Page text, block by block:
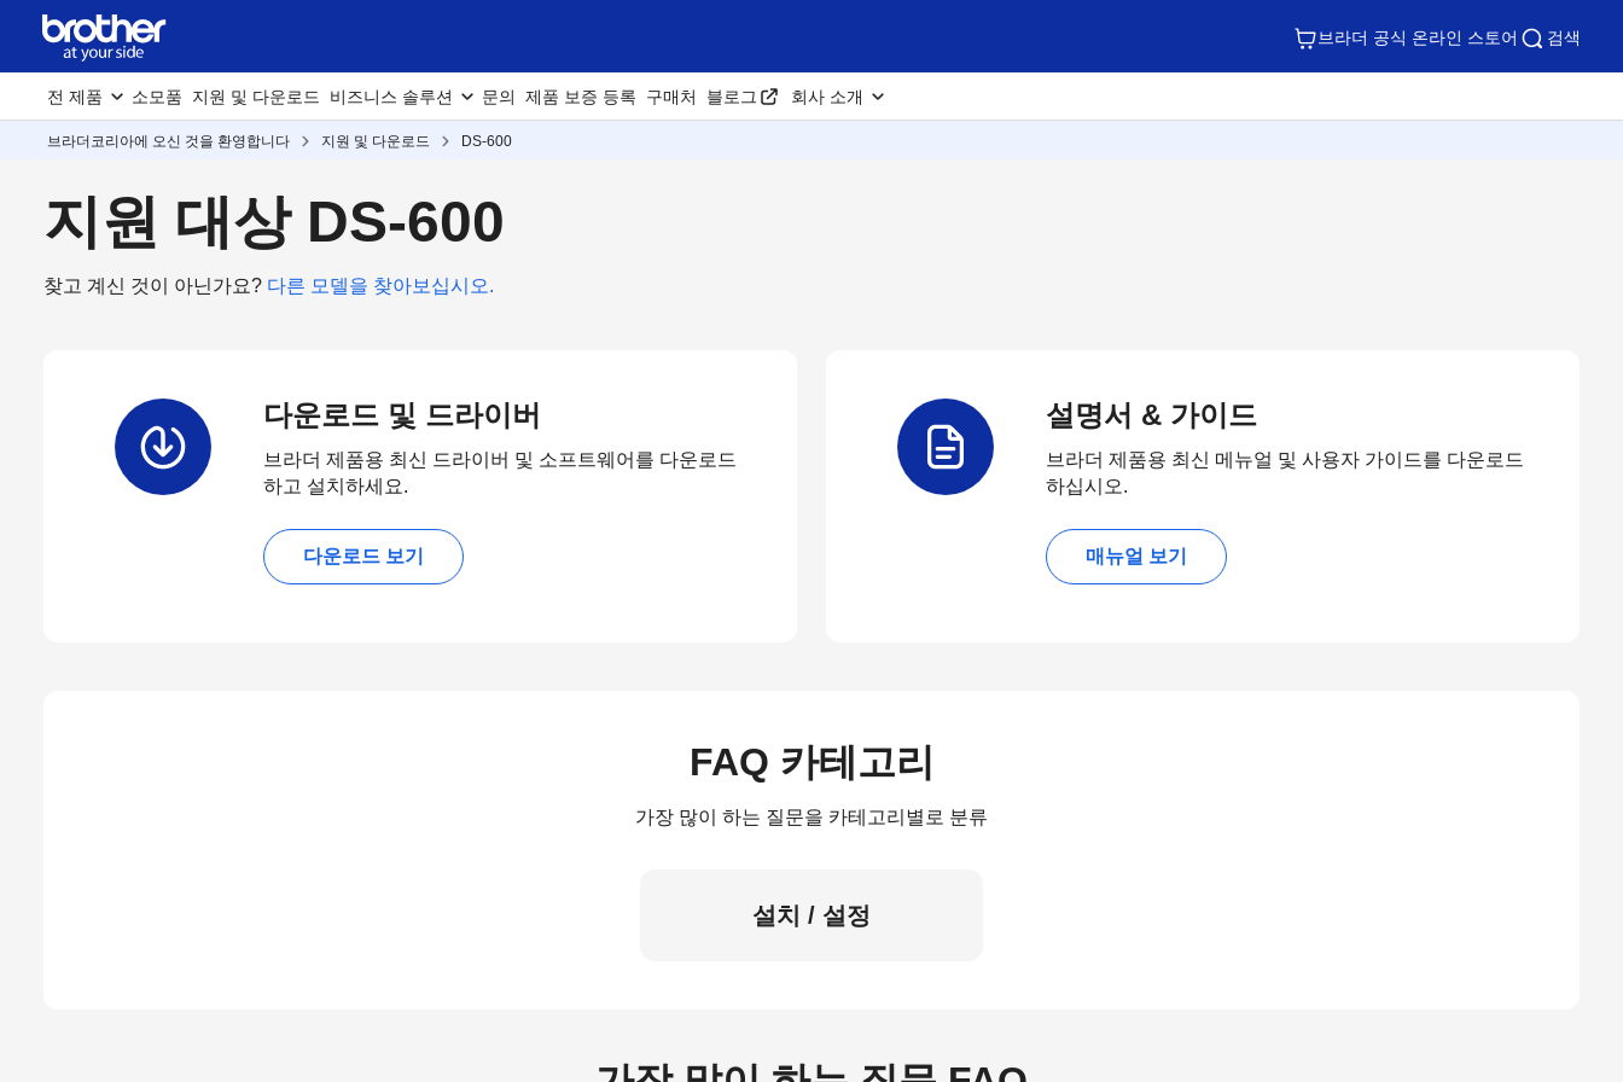
브라더 공식 온라인 스토어 검색
전 제품 소모품 지원 및 다운로드 비즈니스 솔루션 문의 제품 보증 등록 구매처 블로그 회사 소개
브라더코리아에 오신 것을 환영합니다 지원 및 다운로드 DS-600
지원 대상 DS-600
찾고 계신 것이 아닌가요? 다른 모델을 찾아보십시오.
다운로드 및 드라이버
브라더 제품용 최신 드라이버 및 소프트웨어를 다운로드
하고 설치하세요.
다운로드 보기
설명서 & 가이드
브라더 제품용 최신 메뉴얼 및 사용자 가이드를 다운로드
하십시오.
매뉴얼 보기
FAQ 카테고리
가장 많이 하는 질문을 카테고리별로 분류
설치 / 설정